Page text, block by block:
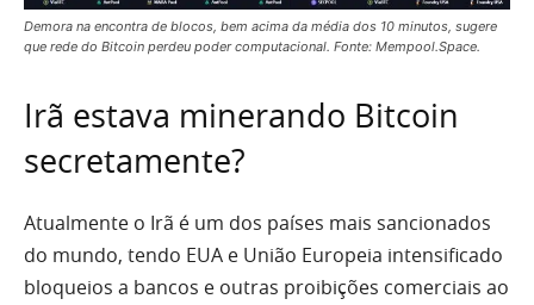
Demora na encontra de blocos, bem acima da média dos 10 minutos, sugere
que rede do Bitcoin perdeu poder computacional. Fonte: Mempool.Space.
Irã estava minerando Bitcoin
secretamente?
Atualmente o Irã é um dos países mais sancionados
do mundo, tendo EUA e União Europeia intensificado
bloqueios a bancos e outras proibições comerciais ao